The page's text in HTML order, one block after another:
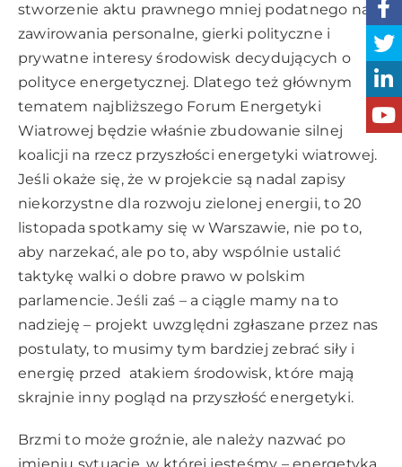
stworzenie aktu prawnego mniej podatnego na
zawirowania personalne, gierki polityczne i
prywatne interesy środowisk decydujących o
polityce energetycznej. Dlatego też głównym
tematem najbliższego Forum Energetyki
Wiatrowej będzie właśnie zbudowanie silnej
koalicji na rzecz przyszłości energetyki wiatrowej.
Jeśli okaże się, że w projekcie są nadal zapisy
niekorzystne dla rozwoju zielonej energii, to 20
listopada spotkamy się w Warszawie, nie po to,
aby narzekać, ale po to, aby wspólnie ustalić
taktykę walki o dobre prawo w polskim
parlamencie. Jeśli zaś – a ciągle mamy na to
nadzieję – projekt uwzględni zgłaszane przez nas
postulaty, to musimy tym bardziej zebrać siły i
energię przed atakiem środowisk, które mają
skrajnie inny pogląd na przyszłość energetyki.
Brzmi to może groźnie, ale należy nazwać po